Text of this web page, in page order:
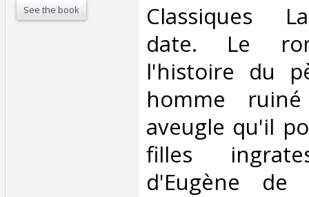
See the book
‎Classiques
date. Le
l'histoire du
homme
aveugle qu'il
filles
d'Eugène de